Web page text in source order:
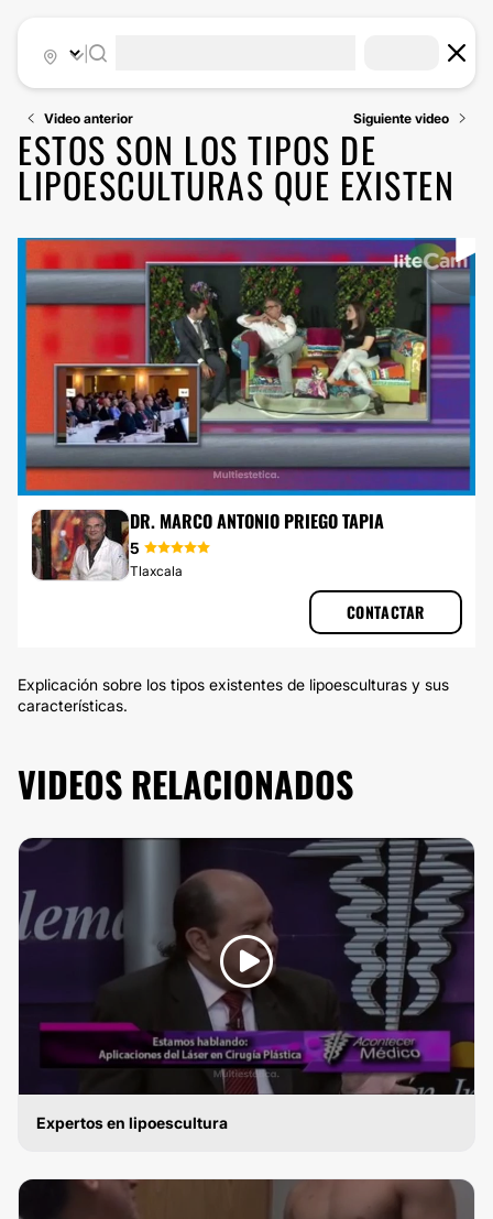
Video anterior Siguiente video
ESTOS SON LOS TIPOS DE
LIPOESCULTURAS QUE EXISTEN
LIPOESCULTURA DR. MARCO ANTONIO PRIEGO TAPIA
5
Tlaxcala
CONTACTAR
Explicación sobre los tipos existentes de lipoesculturas y sus
características.
VIDEOS RELACIONADOS
Expertos en lipoescultura